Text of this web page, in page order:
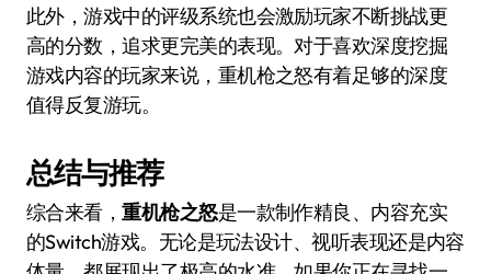
此外，游戏中的评级系统也会激励玩家不断挑战更
高的分数，追求更完美的表现。对于喜欢深度挖掘
游戏内容的玩家来说，重机枪之怒有着足够的深度
值得反复游玩。
总结与推荐
综合来看，重机枪之怒是一款制作精良、内容充实
的Switch游戏。无论是玩法设计、视听表现还是内容